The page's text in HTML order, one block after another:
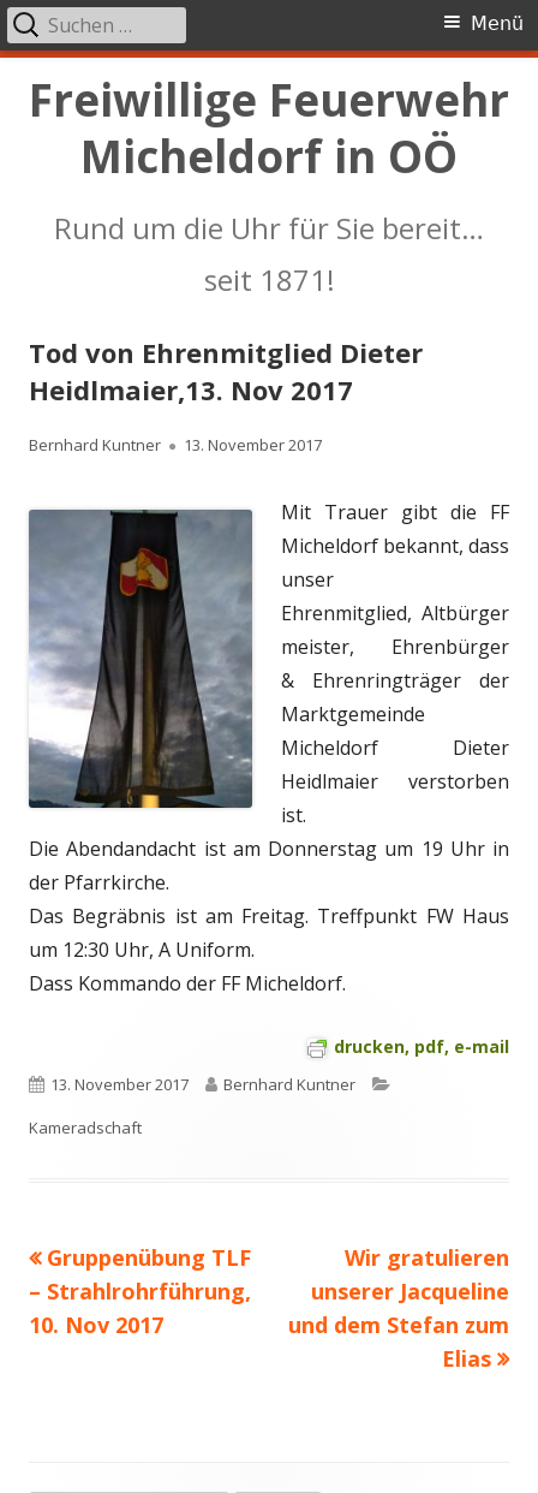
Freiwillige Feuerwehr
Micheldorf in OÖ
Rund um die Uhr für Sie bereit…
seit 1871!
Primäres
Menü
Menü
Suchen
nach:
Tod von Ehrenmitglied Dieter
Heidlmaier,13. Nov 2017
Autor
Bernhard Kuntner
Veröffentlicht
13. November 2017
Mit Trauer gibt die FF
Micheldorf bekannt, dass
unser
Ehrenmitglied, Altbürger
meister, Ehrenbürger
& Ehrenringträger der
Marktgemeinde
Micheldorf Dieter
Heidlmaier verstorben
ist.
Die Abendandacht ist am Donnerstag um 19 Uhr in
der Pfarrkirche.
Das Begräbnis ist am Freitag. Treffpunkt FW Haus
um 12:30 Uhr, A Uniform.
Dass Kommando der FF Micheldorf.
drucken, pdf, e-mail
Veröffentlicht
am
13. November 2017 Autor
Bernhard Kuntner
Kameradschaft
Beitragsnavigation
Vorheriger
Beitrag:
Gruppenübung TLF
– Strahlrohrführung,
10. Nov 2017
Nächster
Beitrag
Wir gratulieren
unserer Jacqueline
und dem Stefan zum
Elias